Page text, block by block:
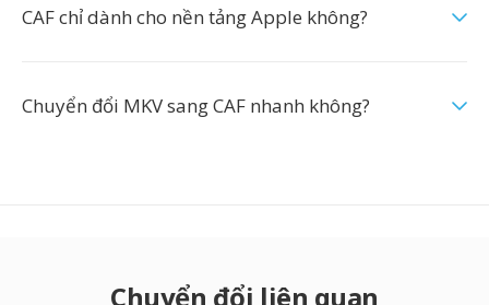
CAF chỉ dành cho nền tảng Apple không?
Chuyển đổi MKV sang CAF nhanh không?
Chuyển đổi liên quan